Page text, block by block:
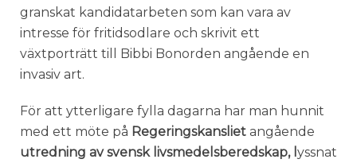
granskat kandidatarbeten som kan vara av
intresse för fritidsodlare och skrivit ett
växtporträtt till Bibbi Bonorden angående en
invasiv art.
För att ytterligare fylla dagarna har man hunnit
med ett möte på Regeringskansliet angående
utredning av svensk livsmedelsberedskap, l yssnat